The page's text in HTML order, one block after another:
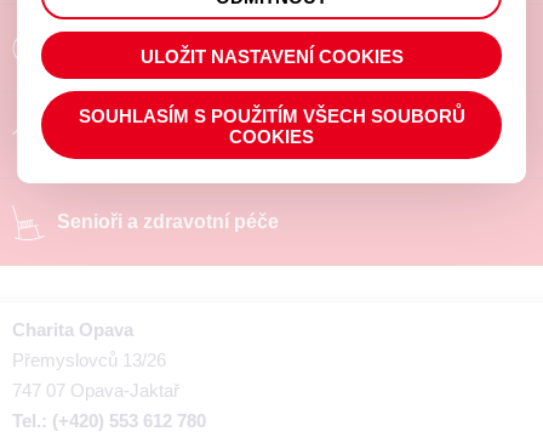
Poradíme a pomůžeme
Chráněné pracoviště
Senioři a zdravotní péče
Charita Opava
Přemyslovců 13/26
747 07 Opava-Jaktař
Tel.: (+420) 553 612 780
prohlížené zboží apod.
ULOŽIT NASTAVENÍ COOKIES
SOUHLASÍM S POUŽITÍM VŠECH SOUBORŮ
COOKIES